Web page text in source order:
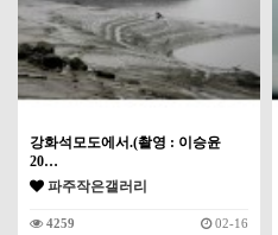
강화석모도에서.(촬영 : 이승윤
20…
파주작은갤러리
4259 02-16